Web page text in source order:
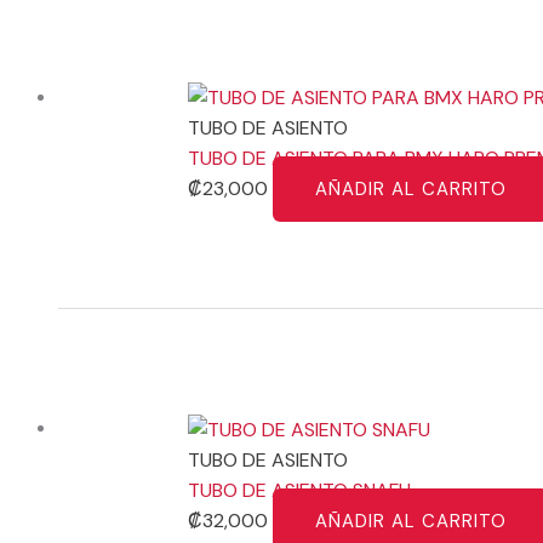
TUBO DE ASIENTO
TUBO DE ASIENTO PARA BMX HARO
₡23,000 AÑADIR AL CARRITO
TUBO DE ASIENTO
TUBO DE ASIENTO SNAFU
₡32,000 AÑADIR AL CARRITO